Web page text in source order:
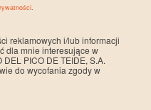
.
reklamowych i/lub informacji
dla mnie interesujące w
PICO DE TEIDE, S.A.
do wycofania zgody w